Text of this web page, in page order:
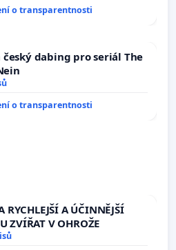
usnesení k podání ústavní
o transparentnosti
český dabing pro seriál The
o transparentnosti
RYCHLEJŠÍ A ÚČINNĚJŠÍ
ZVÍŘAT V OHROŽE